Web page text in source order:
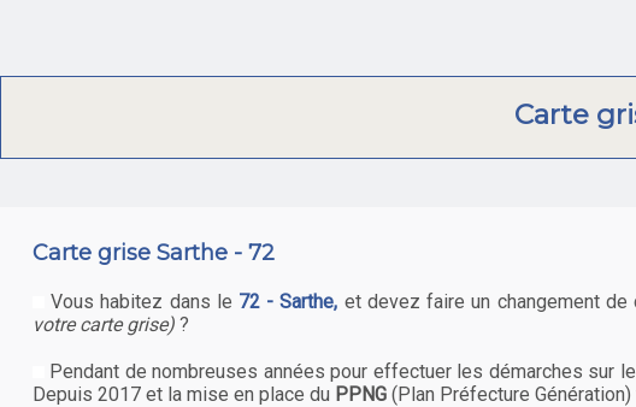
Carte
Carte grise Sarthe - 72
Vous habitez dans le 72 - Sarthe, et devez faire un changement de
votre carte grise)?
Pendant de nombreuses années pour effectuer les démarches sur
Depuis 2017 et la mise en place du PPNG (Plan Préfecture